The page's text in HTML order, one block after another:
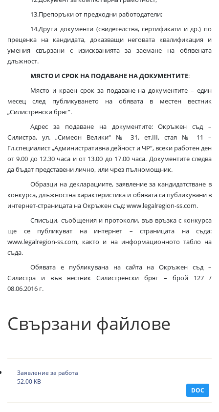
13.Препоръки от предходни работодатели;
14.Други документи (свидетелства, сертификати и др.) по
преценка на кандидата, доказващи неговата квалификация и
умения свързани с изискванията за заемане на обявената
длъжност.
МЯСТО И СРОК НА ПОДАВАНЕ НА ДОКУМЕНТИТЕ:
Място и краен срок за подаване на документите – един
месец след публикуването на обявата в местен вестник
„Силистренски бряг“.
Адрес за подаване на документите: Окръжен съд –
Силистра, ул. „Симеон Велики“ № 31, ет.III, стая № 11 –
Гл.специалист „Административна дейност и ЧР“, всеки работен ден
от 9.00 до 12.30 часа и от 13.00 до 17.00 часа. Документите следва
да бъдат представени лично, или чрез пълномощник.
Образци на декларациите, заявление за кандидатстване в
конкурса, длъжностна характеристика и обявата са публикувани в
интернет-страницата на Окръжен съд: www.legalregion-ss.com.
Списъци, съобщения и протоколи, във връзка с конкурса
ще се публикуват на интернет – страницата на съда:
www.legalregion-ss.com, както и на информационното табло на
съда.
Обявата е публикувана на сайта на Окръжен съд –
Силистра и във вестник Силистренски бряг – брой 127 /
08.06.2016 г.
Свързани файлове
Заявление за работа
52.00 KB
DOC